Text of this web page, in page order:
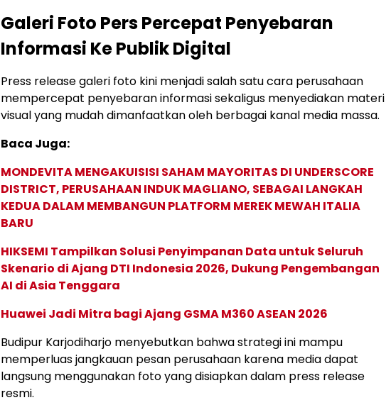
Galeri Foto Pers Percepat Penyebaran
Informasi Ke Publik Digital
Press release galeri foto kini menjadi salah satu cara perusahaan
mempercepat penyebaran informasi sekaligus menyediakan materi
visual yang mudah dimanfaatkan oleh berbagai kanal media massa.
Baca Juga:
MONDEVITA MENGAKUISISI SAHAM MAYORITAS DI UNDERSCORE
DISTRICT, PERUSAHAAN INDUK MAGLIANO, SEBAGAI LANGKAH
KEDUA DALAM MEMBANGUN PLATFORM MEREK MEWAH ITALIA
BARU
HIKSEMI Tampilkan Solusi Penyimpanan Data untuk Seluruh
Skenario di Ajang DTI Indonesia 2026, Dukung Pengembangan
AI di Asia Tenggara
Huawei Jadi Mitra bagi Ajang GSMA M360 ASEAN 2026
Budipur Karjodiharjo menyebutkan bahwa strategi ini mampu
memperluas jangkauan pesan perusahaan karena media dapat
langsung menggunakan foto yang disiapkan dalam press release
resmi.